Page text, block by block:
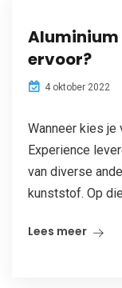
Aluminium
ervoor?
4 oktober 2022
Wanneer kies je
Experience
van diverse
kunststof. Op
Lees meer